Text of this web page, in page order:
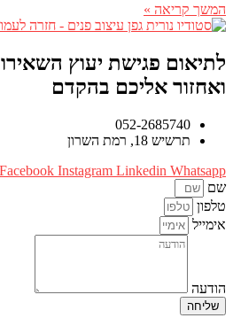
המשך קריאה »
לתיאום פגישת יעוץ
ואחזור אליכם בהקדם
052-2685740
תרשיש 18, רמת השרון
Facebook Instagram Linkedin Whatsapp
שם
טלפון
אימייל
הודעה
שליחה